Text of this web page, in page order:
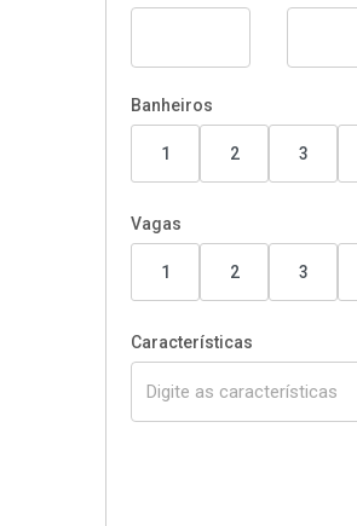
Banheiros
1 2 3
Vagas
1 2 3
Características